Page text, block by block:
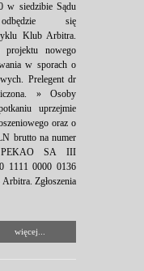
w siedzibie Sądu
się
Klub Arbitra.
projektu nowego
w sporach o
Prelegent dr
» Osoby
uprzejmie
oraz o
brutto na numer
PEKAO SA III
1111 0000 0136
Zgłoszenia
więcej...